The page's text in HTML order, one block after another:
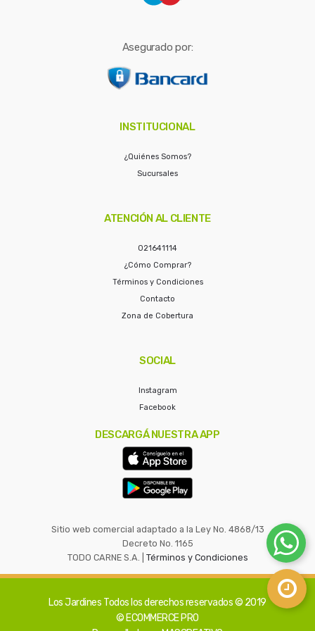
Asegurado por:
INSTITUCIONAL
¿Quiénes Somos?
Sucursales
ATENCIÓN AL CLIENTE
021641114
¿Cómo Comprar?
Términos y Condiciones
Contacto
Zona de Cobertura
SOCIAL
Instagram
Facebook
DESCARGÁ NUESTRA APP
Sitio web comercial adaptado a la Ley No. 4868/13
Decreto No. 1165
TODO CARNE S.A. | Términos y Condiciones
Los Jardines Todos los derechos reservados © 2019
© ECOMMERCE PRO